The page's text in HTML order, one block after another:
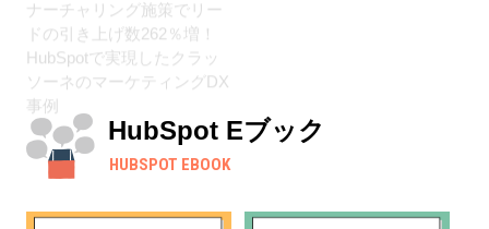
事例
HubSpot Eブック
HUBSPOT EBOOK